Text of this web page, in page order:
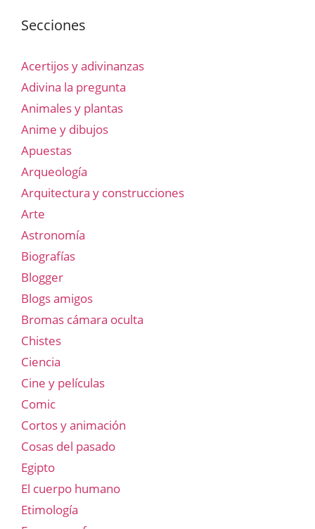
Secciones
Acertijos y adivinanzas
Adivina la pregunta
Animales y plantas
Anime y dibujos
Apuestas
Arqueología
Arquitectura y construcciones
Arte
Astronomía
Biografías
Blogger
Blogs amigos
Bromas cámara oculta
Chistes
Ciencia
Cine y películas
Comic
Cortos y animación
Cosas del pasado
Egipto
El cuerpo humano
Etimología